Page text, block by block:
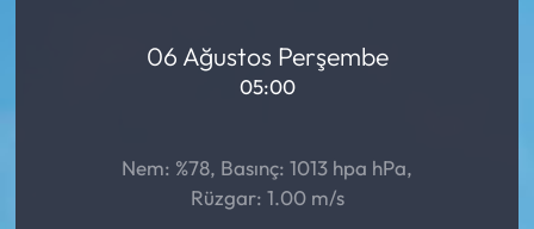
06 Ağustos Perşembe
05:00
Nem: %78, Basınç: 1013 hpa hPa,
Rüzgar: 1.00 m/s